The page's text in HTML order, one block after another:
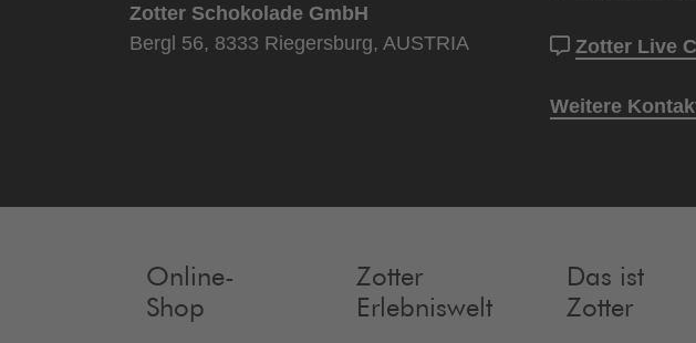
Zotter Schokolade GmbH
Bergl 56, 8333 Riegersburg, AUSTRIA
Zotter Live
Weitere
Online-
Shop
Zotter
Erlebniswelt
Das ist
Zotter